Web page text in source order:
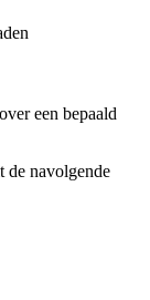
een bepaald
de navolgende